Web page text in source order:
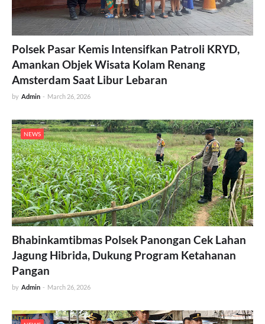
Polsek Pasar Kemis Intensifkan Patroli KRYD,
Amankan Objek Wisata Kolam Renang
Amsterdam Saat Libur Lebaran
by Admin - March 26, 2026
NEWS
Bhabinkamtibmas Polsek Panongan Cek Lahan
Jagung Hibrida, Dukung Program Ketahanan
Pangan
by Admin - March 26, 2026